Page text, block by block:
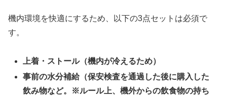
機内環境を快適にするため、以下の3点セットは必須で
す。
上着・ストール（機内が冷えるため）
事前の水分補給（保安検査を通過した後に購入した
飲み物など。※ルール上、機外からの飲食物の持ち